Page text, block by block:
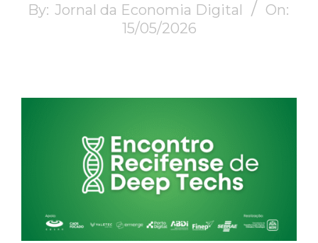
By: Jornal da Economia Digital
On:
15/05/2026